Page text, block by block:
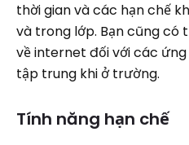
thời gian và các hạn chế
và trong lớp. Bạn cũng có
về internet đối với các
tập trung khi ở trường.
Tính năng hạn chế